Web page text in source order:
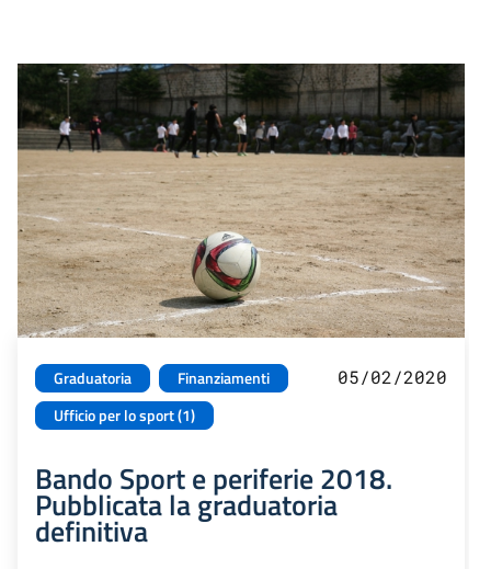
Graduatoria
Finanziamenti
Ufficio per lo sport (1)
05/02/2020
Bando Sport e periferie 2018.
Pubblicata la graduatoria
definitiva